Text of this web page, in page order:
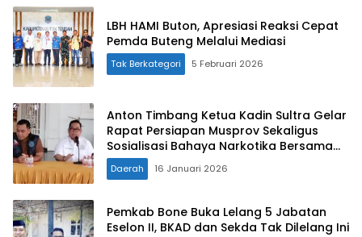
LBH HAMI Buton, Apresiasi Reaksi Cepat
Pemda Buteng Melalui Mediasi
Tak Berkategori 5 Februari 2026
Anton Timbang Ketua Kadin Sultra Gelar
Rapat Persiapan Musprov Sekaligus
Sosialisasi Bahaya Narkotika Bersama
BNNK
Daerah 16 Januari 2026
Pemkab Bone Buka Lelang 5 Jabatan
Eselon II, BKAD dan Sekda Tak Dilelang Ini